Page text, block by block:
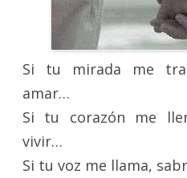
Si tu mirada me
amar…
Si tu corazón me
vivir…
Si tu voz me llama,